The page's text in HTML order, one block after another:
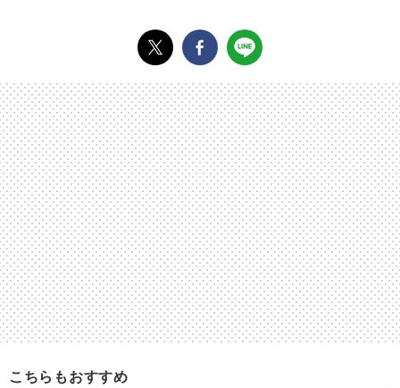
こちらもおすすめ